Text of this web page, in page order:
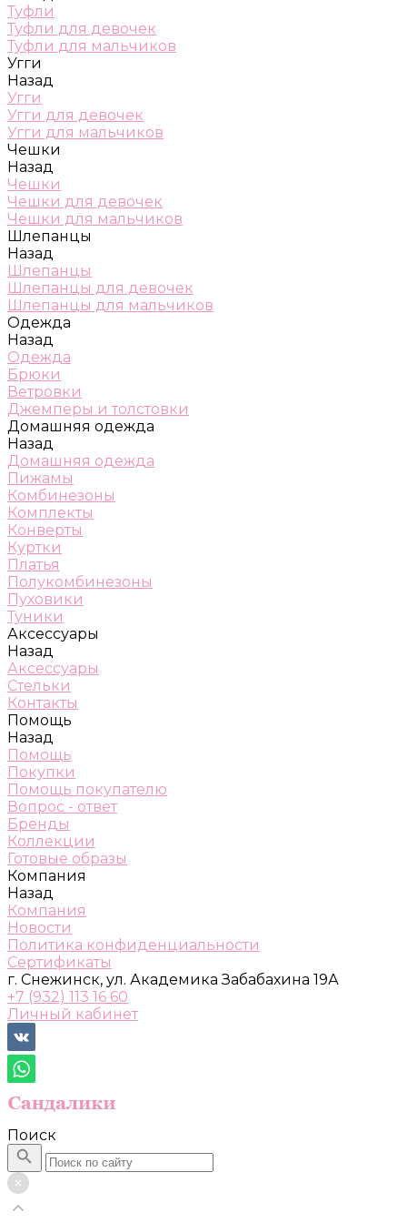
Туфли
Туфли для девочек
Туфли для мальчиков
Угги
Назад
Угги
Угги для девочек
Угги для мальчиков
Чешки
Назад
Чешки
Чешки для девочек
Чешки для мальчиков
Шлепанцы
Назад
Шлепанцы
Шлепанцы для девочек
Шлепанцы для мальчиков
Одежда
Назад
Одежда
Брюки
Ветровки
Джемперы и толстовки
Домашняя одежда
Назад
Домашняя одежда
Пижамы
Комбинезоны
Комплекты
Конверты
Куртки
Платья
Полукомбинезоны
Пуховики
Туники
Аксессуары
Назад
Аксессуары
Стельки
Контакты
Помощь
Назад
Помощь
Покупки
Помощь покупателю
Вопрос - ответ
Бренды
Коллекции
Готовые образы
Компания
Назад
Компания
Новости
Политика конфиденциальности
Сертификаты
г. Снежинск, ул. Академика Забабахина 19А
+7 (932) 113 16 60
Личный кабинет
Поиск